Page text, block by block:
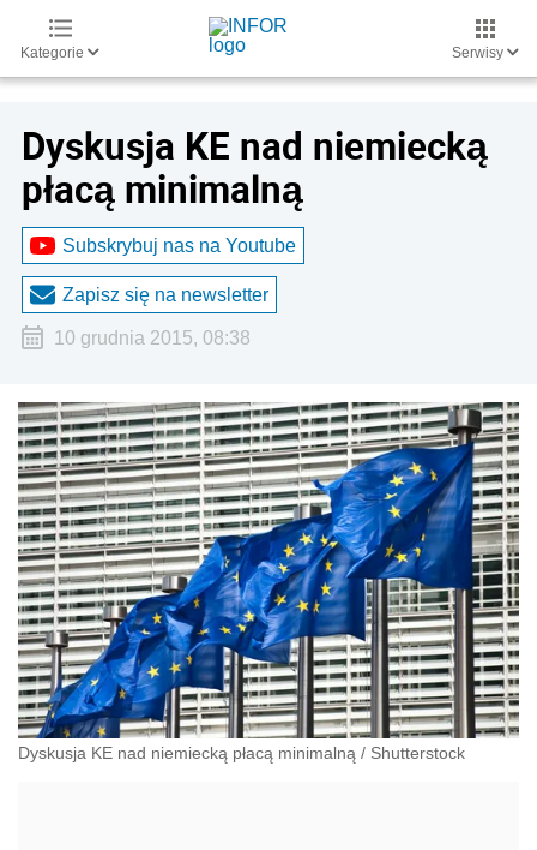
Kategorie Serwisy
Dyskusja KE nad niemiecką
płacą minimalną
Subskrybuj nas na Youtube
Zapisz się na newsletter
10 grudnia 2015, 08:38
Dyskusja KE nad niemiecką płacą minimalną / Shutterstock